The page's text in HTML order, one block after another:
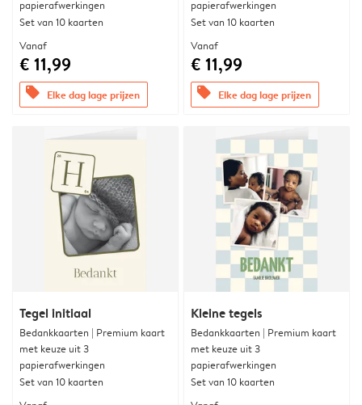
papierafwerkingen
Set van 10 kaarten
Vanaf
€ 11,99
offers Elke dag lage prijzen
papierafwerkingen
Set van 10 kaarten
Vanaf
€ 11,99
offers Elke dag lage prijzen
Tegel initiaal
Bedankkaarten | Premium kaart
met keuze uit 3
papierafwerkingen
Set van 10 kaarten
Kleine tegels
Bedankkaarten | Premium kaart
met keuze uit 3
papierafwerkingen
Set van 10 kaarten